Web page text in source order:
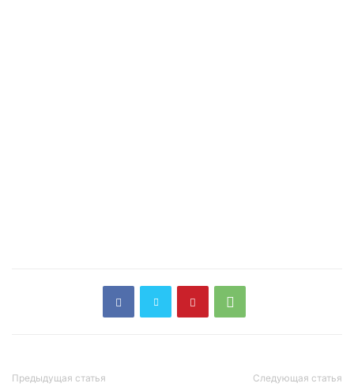
Предыдущая статья Следующая статья